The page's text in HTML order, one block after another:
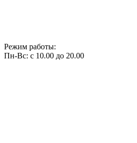
Режим работы:
Пн-Вс: с 10.00 до 20.00